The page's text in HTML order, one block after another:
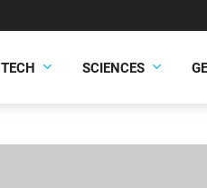
TECH SCIENCES